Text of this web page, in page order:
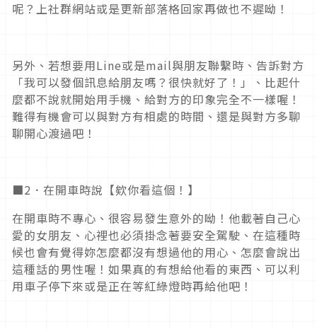
呢？上社群網站或是更新部落格回家再做也不遲呦！
另外、若想要用Line或是mail與朋友聯繫時、告訴對方
「我可以發個訊息給朋友嗎？很快就好了！」、比起什
麼都不說就開始用手機、給對方的印象完全不一樣喔！
難得有機會可以與對方有相處的時間、還是與對方多聊
聊開心渡過吧！
■2．在開車時說【欸你看這個！】
在開車時不專心、很容易發生意外的呦！他載著自己心
愛的女朋友、心裡也必須掛念著要安全駕駛、在這種時
候也會有覺得妳怎麼都沒有想過他的用心、怎麼會說出
這種話的男性喔！如果真的有想給他看的東西、可以利
用車子停下來或是正在等紅綠燈時再給他吧！